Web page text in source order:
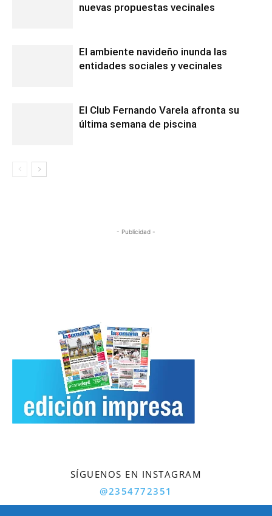
nuevas propuestas vecinales
El ambiente navideño inunda las
entidades sociales y vecinales
El Club Fernando Varela afronta su
última semana de piscina
- Publicidad -
SÍGUENOS EN INSTAGRAM
@2354772351